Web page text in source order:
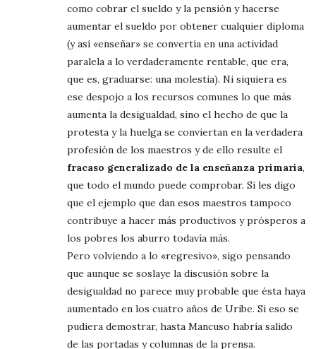
como cobrar el sueldo y la pensión y hacerse
aumentar el sueldo por obtener cualquier diploma
(y así «enseñar» se convertía en una actividad
paralela a lo verdaderamente rentable, que era,
que es, graduarse: una molestia). Ni siquiera es
ese despojo a los recursos comunes lo que más
aumenta la desigualdad, sino el hecho de que la
protesta y la huelga se conviertan en la verdadera
profesión de los maestros y de ello resulte el
fracaso generalizado de la enseñanza primaria,
que todo el mundo puede comprobar. Si les digo
que el ejemplo que dan esos maestros tampoco
contribuye a hacer más productivos y prósperos a
los pobres los aburro todavía más.
Pero volviendo a lo «regresivo», sigo pensando
que aunque se soslaye la discusión sobre la
desigualdad no parece muy probable que ésta haya
aumentado en los cuatro años de Uribe. Si eso se
pudiera demostrar, hasta Mancuso habría salido
de las portadas y columnas de la prensa.